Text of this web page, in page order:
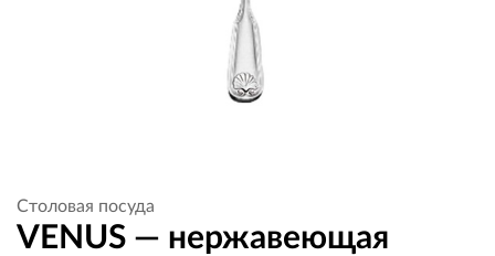
Столовая посуда
VENUS — нержавеющая